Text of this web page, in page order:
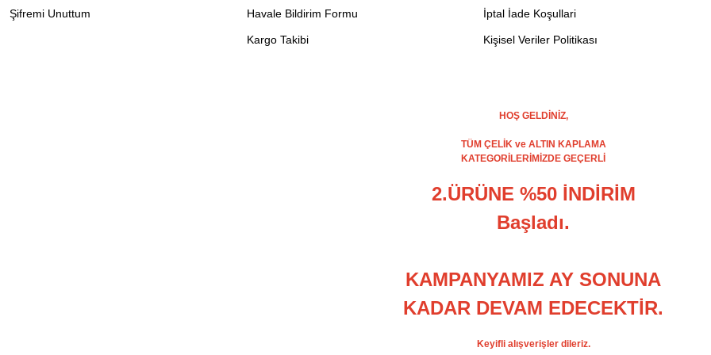
Şifremi Unuttum Havale Bildirim Formu
Kargo Takibi
İptal İade Koşullari
Kişisel Veriler Politikası
HOŞ GELDİNİZ,
TÜM ÇELİK ve ALTIN KAPLAMA
KATEGORİLERİMİZDE GEÇERLİ
2.ÜRÜNE %50 İNDİRİM
Başladı.
KAMPANYAMIZ AY SONUNA
KADAR DEVAM EDECEKTİR.
Keyifli alışverişler dileriz.